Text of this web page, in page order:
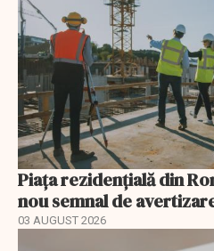
Piața rezidențială din
nou semnal de
03 AUGUST 2026